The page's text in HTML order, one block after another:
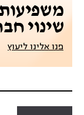
שינוי
פנו אלינו ליעוץ